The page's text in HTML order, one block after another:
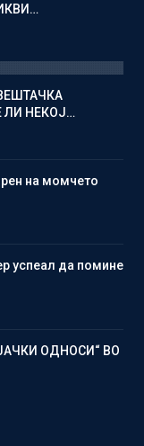
ЛИ НЕКОЈ…
на момчето
успеал да помине
ОДНОСИ“ ВО